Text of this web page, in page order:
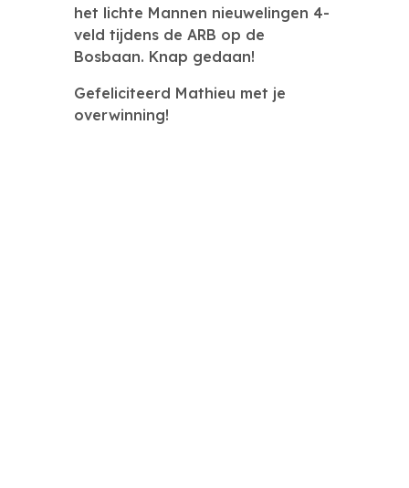
het lichte Mannen nieuwelingen 4-
veld tijdens de ARB op de
Bosbaan. Knap gedaan!
Gefeliciteerd Mathieu met je
overwinning!